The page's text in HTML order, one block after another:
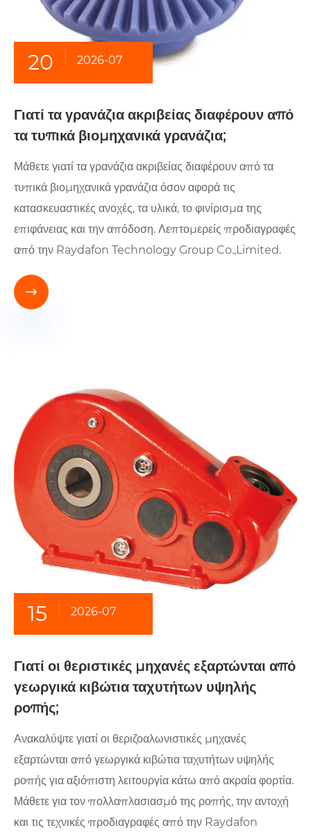
20 2026-07
Γιατί τα γρανάζια ακριβείας διαφέρουν από
τα τυπικά βιομηχανικά γρανάζια;
Μάθετε γιατί τα γρανάζια ακριβείας διαφέρουν από τα
τυπικά βιομηχανικά γρανάζια όσον αφορά τις
κατασκευαστικές ανοχές, τα υλικά, το φινίρισμα της
επιφάνειας και την απόδοση. Λεπτομερείς προδιαγραφές
από την Raydafon Technology Group Co.,Limited.

15 2026-07
Γιατί οι θεριστικές μηχανές εξαρτώνται από
γεωργικά κιβώτια ταχυτήτων υψηλής
ροπής;
Ανακαλύψτε γιατί οι θεριζοαλωνιστικές μηχανές
εξαρτώνται από γεωργικά κιβώτια ταχυτήτων υψηλής
ροπής για αξιόπιστη λειτουργία κάτω από ακραία φορτία.
Μάθετε για τον πολλαπλασιασμό της ροπής, την αντοχή
και τις τεχνικές προδιαγραφές από την Raydafon